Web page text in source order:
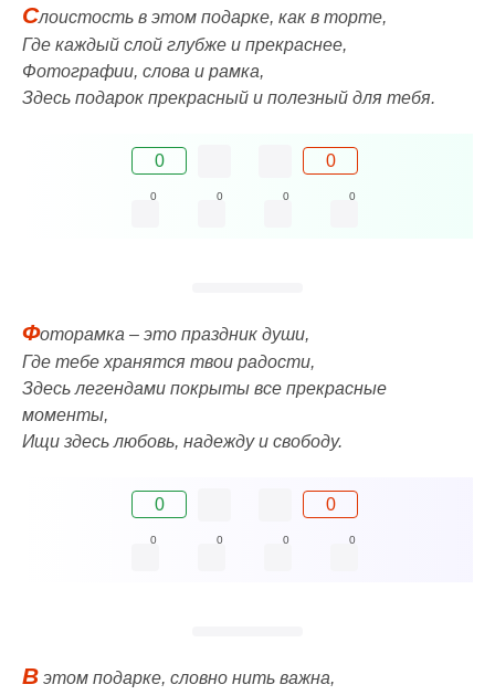
Слоистость в этом подарке, как в торте,
Где каждый слой глубже и прекраснее,
Фотографии, слова и рамка,
Здесь подарок прекрасный и полезный для тебя.
0 0
0 0 0 0
Фоторамка – это праздник души,
Где тебе хранятся твои радости,
Здесь легендами покрыты все прекрасные
моменты,
Ищи здесь любовь, надежду и свободу.
0 0
0 0 0 0
В этом подарке, словно нить важна,